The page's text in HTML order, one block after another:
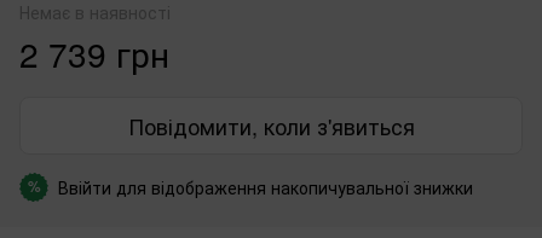
Немає в наявності
2 739 грн
Повідомити, коли з'явиться
% Ввійти для відображення накопичувальної знижки